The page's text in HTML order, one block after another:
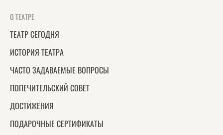
О ТЕАТРЕ
ТЕАТР СЕГОДНЯ
ИСТОРИЯ ТЕАТРА
ЧАСТО ЗАДАВАЕМЫЕ ВОПРОСЫ
ПОПЕЧИТЕЛЬСКИЙ СОВЕТ
ДОСТИЖЕНИЯ
ПОДАРОЧНЫЕ СЕРТИФИКАТЫ